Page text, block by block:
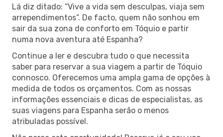
Lá diz ditado: “Vive a vida sem desculpas, viaja sem
arrependimentos”. De facto, quem não sonhou em
sair da sua zona de conforto em Tóquio e partir
numa nova aventura até Espanha?
Continue a ler e descubra tudo o que necessita
saber para reservar a sua viagem a partir de Tóquio
connosco. Oferecemos uma ampla gama de opções à
medida de todos os orçamentos. Com as nossas
informações essenciais e dicas de especialistas, as
suas viagens para Espanha serão o menos
atribuladas possível.